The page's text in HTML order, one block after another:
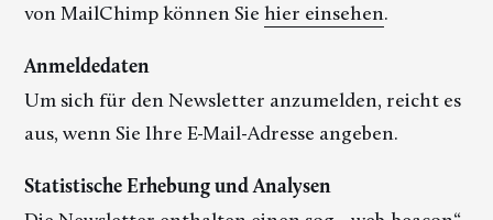
von MailChimp können Siehier einsehen.
Anmeldedaten
Um sich für den Newsletter anzumelden, reicht es
aus, wenn Sie Ihre E-Mail-Adresse angeben.
Statistische Erhebung und Analysen